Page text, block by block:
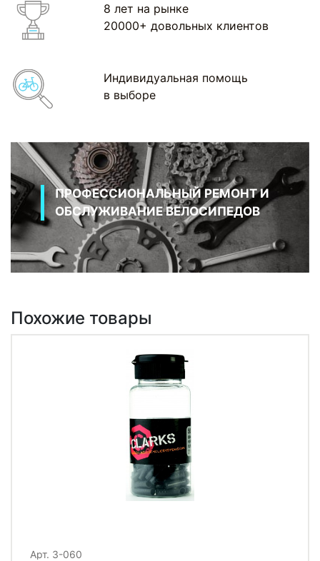
8 лет на рынке
20000+ довольных клиентов
Индивидуальная помощь
в выборе
ПРОФЕССИОНАЛЬНЫЙ РЕМОНТ И
ОБСЛУЖИВАНИЕ ВЕЛОСИПЕДОВ
Похожие товары
Арт. 3-060